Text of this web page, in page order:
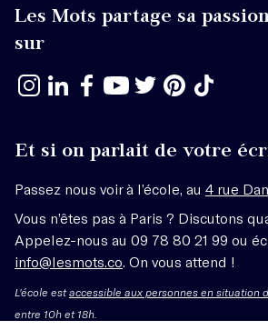
Les Mots partage sa
sur
Et si on parlait de votre
Passez nous voir à l’école, au 4 rue
Vous n’êtes pas à Paris ? Discutons
Appelez-nous au 09 78 80 21 99 ou
info@lesmots.co . On vous attend !
L'école estaccessible aux personnes en situation
entre 10h et 18h.